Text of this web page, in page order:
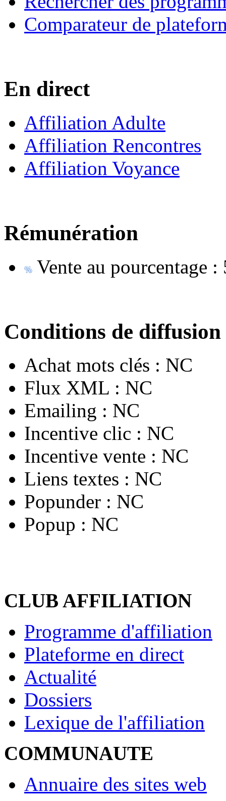
Comparateur de
En direct
Affiliation Adulte
Affiliation Rencontres
Affiliation Voyance
Rémunération
Vente au pourcentage :
Conditions de diffusion
Achat mots clés : NC
Flux XML : NC
Emailing : NC
Incentive clic : NC
Incentive vente : NC
Liens textes : NC
Popunder : NC
Popup : NC
CLUB AFFILIATION
Programme d'affiliation
Plateforme en direct
Actualité
Dossiers
Lexique de l'affiliation
COMMUNAUTE
Annuaire des sites web